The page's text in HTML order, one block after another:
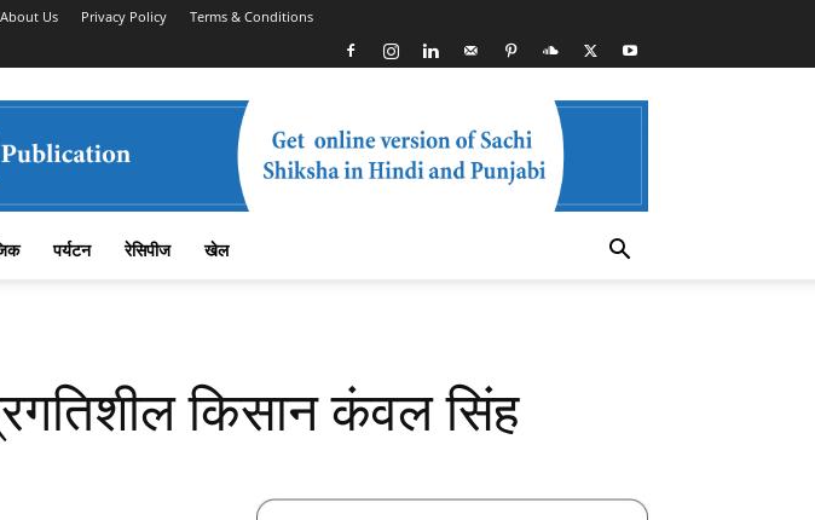
About Us Privacy Policy Terms & Conditions
पर्यटन रेसिपीज खेल
किसान कंवल सिंह